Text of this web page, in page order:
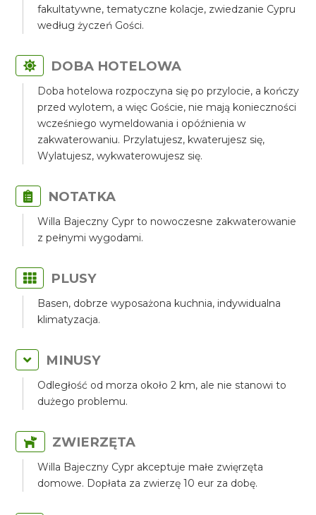
fakultatywne, tematyczne kolacje, zwiedzanie Cypru
według życzeń Gości.
DOBA HOTELOWA
Doba hotelowa rozpoczyna się po przylocie, a kończy
przed wylotem, a więc Goście, nie mają konieczności
wcześniego wymeldowania i opóźnienia w
zakwaterowaniu. Przylatujesz, kwaterujesz się,
Wylatujesz, wykwaterowujesz się.
NOTATKA
Willa Bajeczny Cypr to nowoczesne zakwaterowanie
z pełnymi wygodami.
PLUSY
Basen, dobrze wyposażona kuchnia, indywidualna
klimatyzacja.
MINUSY
Odległość od morza około 2 km, ale nie stanowi to
dużego problemu.
ZWIERZĘTA
Willa Bajeczny Cypr akceptuje małe zwięrzęta
domowe. Dopłata za zwierzę 10 eur za dobę.